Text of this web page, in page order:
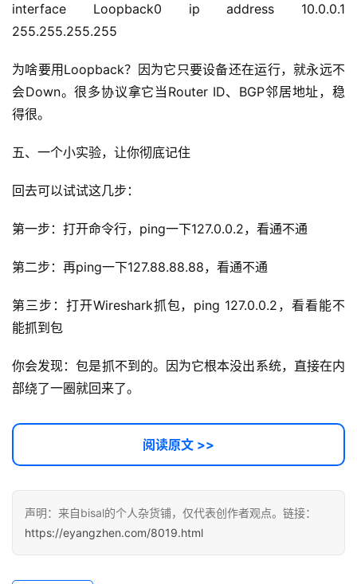
interface Loopback0 ip address 10.0.0.1
255.255.255.255
为啥要用Loopback？因为它只要设备还在运行，就永远不
会Down。很多协议拿它当Router ID、BGP邻居地址，稳
得很。
五、一个小实验，让你彻底记住
回去可以试试这几步：
第一步：打开命令行，ping一下127.0.0.2，看通不通
第二步：再ping一下127.88.88.88，看通不通
第三步：打开Wireshark抓包，ping 127.0.0.2，看看能不
能抓到包
你会发现：包是抓不到的。因为它根本没出系统，直接在内
部绕了一圈就回来了。
阅读原文 >>
声明：来自bisal的个人杂货铺，仅代表创作者观点。链接：
https://eyangzhen.com/8019.html